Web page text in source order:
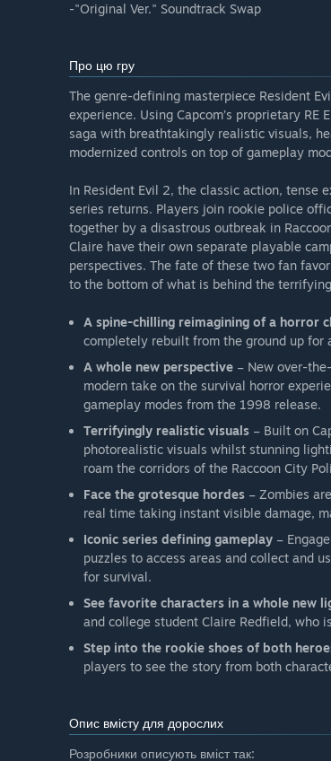
-"Original Ver." Soundtrack Swap
Про цю гру
The genre-defining masterpiece Resident
experience. Using Capcom’s proprietary
saga with breathtakingly realistic visuals,
modernized controls on top of gameplay
In Resident Evil 2, the classic action, tense
series returns. Players join rookie police
together by a disastrous outbreak in
Claire have their own separate playable
perspectives. The fate of these two fan
to the bottom of what is behind the
A spine-chilling reimagining of a horror
completely rebuilt from the ground up for
A whole new perspective – New over-
modern take on the survival horror
gameplay modes from the 1998 release.
Terrifyingly realistic visuals – Built on
photorealistic visuals whilst stunning
roam the corridors of the Raccoon City
Face the grotesque hordes – Zombies
real time taking instant visible damage,
Iconic series defining gameplay –
puzzles to access areas and collect and
for survival.
See favorite characters in a whole new
and college student Claire Redfield, who
Step into the rookie shoes of both
players to see the story from both
Опис вмісту для дорослих
Розробники описують вміст так: